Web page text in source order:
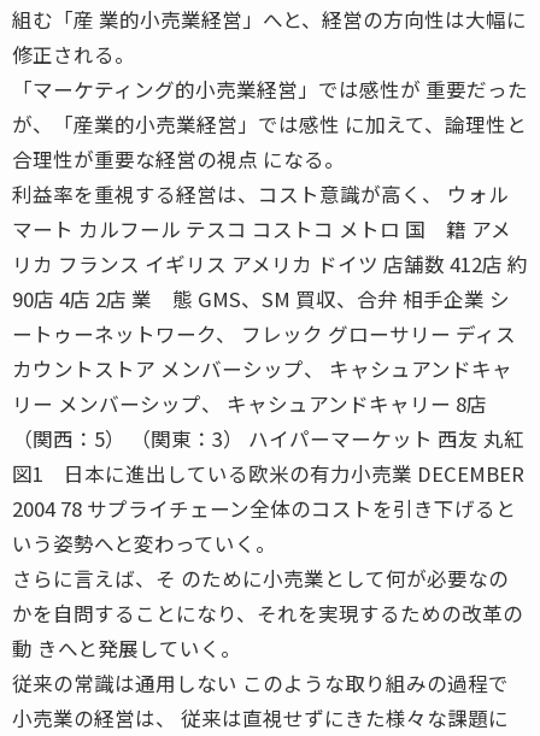
組む「産 業的小売業経営」へと、経営の方向性は大幅に
修正される。
「マーケティング的小売業経営」では感性が 重要だった
が、「産業的小売業経営」では感性 に加えて、論理性と
合理性が重要な経営の視点 になる。
利益率を重視する経営は、コスト意識が高く、 ウォル
マート カルフール テスコ コストコ メトロ 国 籍 アメ
リカ フランス イギリス アメリカ ドイツ 店舗数 412店 約
90店 4店 2店 業 態 GMS、SM 買収、合弁 相手企業 シ
ートゥーネットワーク、 フレック グローサリー ディス
カウントストア メンバーシップ、 キャシュアンドキャ
リー メンバーシップ、 キャシュアンドキャリー 8店
（関西：5） （関東：3） ハイパーマーケット 西友 丸紅
図1 日本に進出している欧米の有力小売業 DECEMBER
2004 78 サプライチェーン全体のコストを引き下げると
いう姿勢へと変わっていく。
さらに言えば、そ のために小売業として何が必要なの
かを自問することになり、それを実現するための改革の
動 きへと発展していく。
従来の常識は通用しない このような取り組みの過程で
小売業の経営は、 従来は直視せずにきた様々な課題に